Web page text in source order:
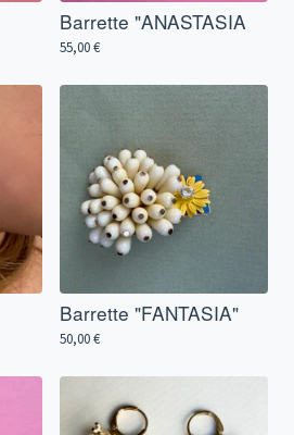
Barrette "ANASTASIA
55,00€
Barrette "FANTASIA"
50,00€